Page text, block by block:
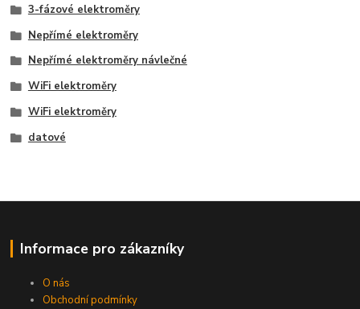
3-fázové elektroměry
Nepřímé elektroměry
Nepřímé elektroměry návlečné
WiFi elektroměry
WiFi elektroměry
datové
Informace pro zákazníky
O nás
Obchodní podmínky